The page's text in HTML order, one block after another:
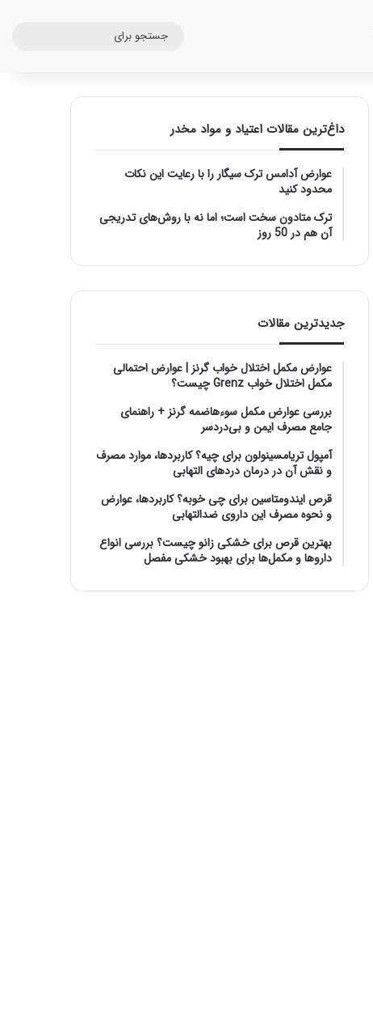
داغ‌ترین مقالات اعتیاد و مواد مخدر
عوارض آدامس ترک سیگار را با رعایت این نکات
محدود کنید
ترک متادون سخت است؛ اما نه با روش‌های تدریجی
آن هم در 50 روز
جدیدترین مقالات
عوارض مکمل اختلال خواب گرنز | عوارض احتمالی
مکمل اختلال خواب Grenz چیست؟
بررسی عوارض مکمل سوءهاضمه گرنز + راهنمای
جامع مصرف ایمن و بی‌دردسر
آمپول تریامسینولون برای چیه؟ کاربردها، موارد مصرف
و نقش آن در درمان دردهای التهابی
قرص ایندومتاسین برای چی خوبه؟ کاربردها، عوارض
و نحوه مصرف این داروی ضدالتهابی
بهترین قرص برای خشکی زانو چیست؟ بررسی انواع
داروها و مکمل‌ها برای بهبود خشکی مفصل